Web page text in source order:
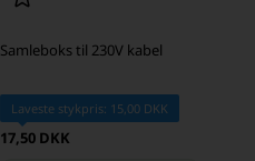
Samleboks til 230V kabel
Laveste stykpris: 15,00 DKK
17,50 DKK